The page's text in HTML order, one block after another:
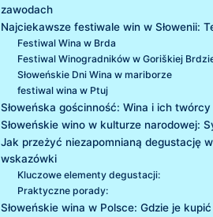
zawodach
Najciekawsze festiwale win⁤ w Słowenii:
Festiwal Wina w Brda
Festiwal Winogradników w Goriškiej
Słoweńskie Dni Wina w mariborze
festiwal wina⁣ w Ptuj
Słoweńska gościnność: Wina i ich twórcy
Słoweńskie wino w kulturze narodowej:
Jak przeżyć niezapomnianą degustację
wskazówki
Kluczowe elementy degustacji:
Praktyczne porady: ⁤
Słoweńskie wina w Polsce: Gdzie je